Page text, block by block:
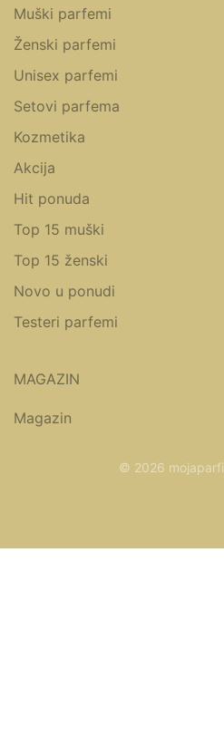
Muški parfemi
Ženski parfemi
Unisex parfemi
Setovi parfema
Kozmetika
Akcija
Hit ponuda
Top 15 muški
Top 15 ženski
Novo u ponudi
Testeri parfemi
MAGAZIN
Magazin
© 2026